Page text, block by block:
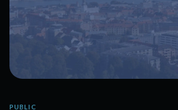
PUBLIC